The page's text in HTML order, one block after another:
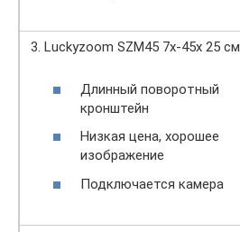
3. Luckyzoom SZM45 7х-45х 25 см
Длинный поворотный
кронштейн
Низкая цена, хорошее
изображение
Подключается камера